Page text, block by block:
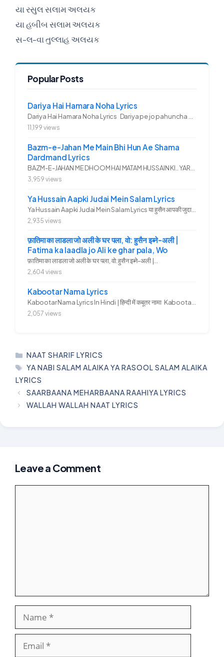
યા રસુલ સલામ અલયક
યા હબીબ સલામ અલયક
સ-લ-વા તુલ્લાહ અલયક
Popular Posts
Dariya Hai Hamara Noha Lyrics
Dariya Hai Hamara Noha Lyrics Dariya pe jo pahuncha asadullah ka...
11,199 views
Bazm-e-Jahan Me Main Bhi Hun Ae Shama
Dardmand Lyrics
3,959 views
Ya Hussain Aapki Judai Mein Salam Lyrics
2,935 views
फ़ातिमा का लाडला जो अली के घर पला, वो: हुसैन इब्ने-अली |
Fatima ka laadla jo Ali ke ghar pala, Wo
फ़ातिमा का लाडला जो अली के घर पला, वो: हुसैन इब्ने-अली |...
2,604 views
Kabootar Nama Lyrics
2,057 views
CATEGORIES
NAAT SHARIF LYRICS
TAGS
YA NABI SALAM ALAIKA YA RASOOL SALAM ALAIKA
LYRICS
SAARBAANA MEHARBAANA RAAHIYA LYRICS
WALLAH WALLAH NAAT LYRICS
Leave a Comment
Name
Email